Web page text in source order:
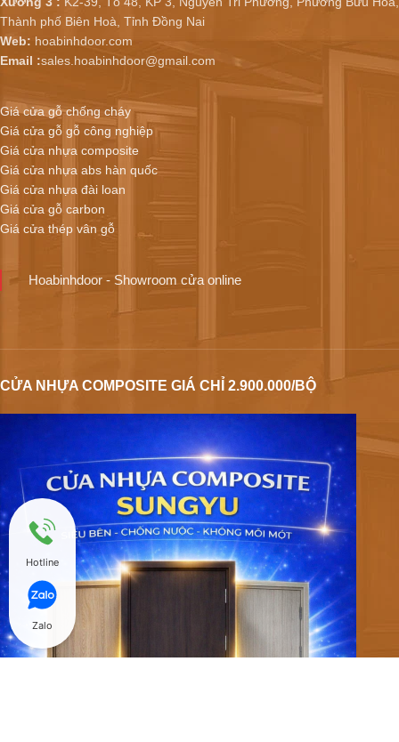
Thành phố Biên Hoà, Tỉnh Đồng Nai
Web: hoabinhdoor.com
Email :sales.hoabinhdoor@gmail.com
Giá cửa gỗ chống cháy
Giá cửa gỗ gỗ công nghiệp
Giá cửa nhựa composite
Giá cửa nhựa abs hàn quốc
Giá cửa nhựa đài loan
Giá cửa gỗ carbon
Giá cửa thép vân gỗ
Hoabinhdoor - Showroom cửa online
CỬA NHỰA COMPOSITE GIÁ CHỈ 2.900.000/BỘ
Hotline
Zalo